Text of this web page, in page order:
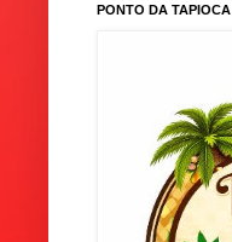
PONTO DA TAPIOCA